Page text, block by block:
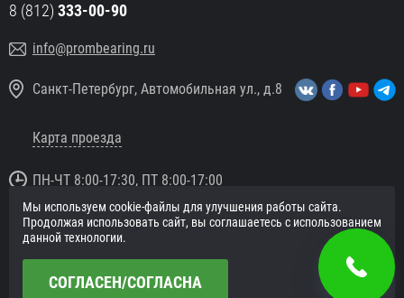
8 (812) 333-00-90
info@prombearing.ru
Санкт-Петербург, Автомобильная ул., д.8
Карта проезда
ПН-ЧТ 8:00-17:30, ПТ 8:00-17:00
© 2016 «PromBearing.ru»
Подшипники оптом и в розницу.
Мы используем cookie-файлы для улучшения работы сайта.
Продолжая использовать сайт, вы соглашаетесь с использованием
данной технологии.
СОГЛАСЕН/СОГЛАСНА